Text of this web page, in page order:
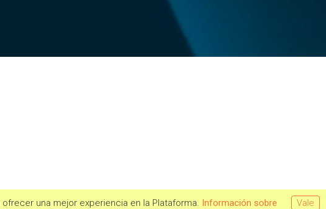
Vale
una mejor experiencia en la Plataforma. Información sobre